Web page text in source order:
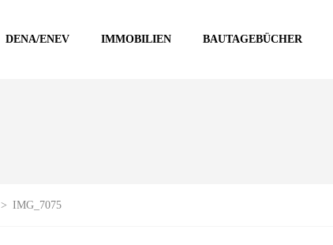
DENA/ENEV IMMOBILIEN BAUTAGEBÜCHER
> IMG_7075